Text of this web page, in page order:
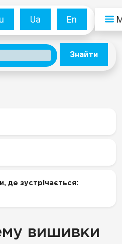
Ua En
Знайти
де зустрічається:
вишивки